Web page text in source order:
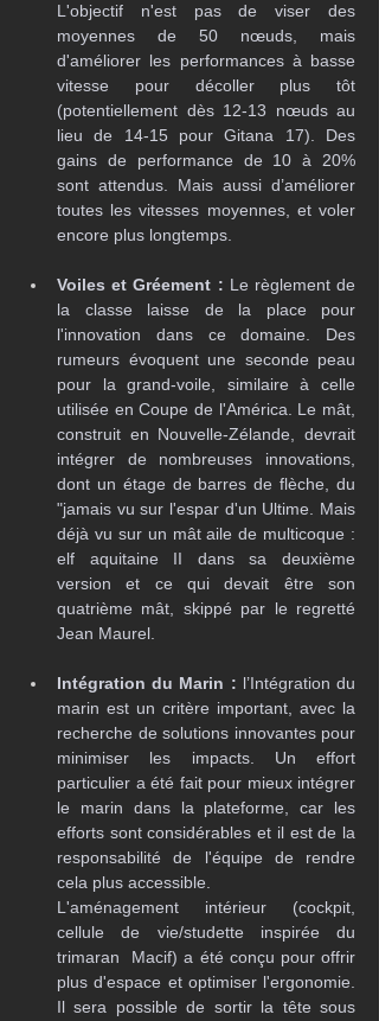
L'objectif n'est pas de viser des
moyennes de 50 nœuds, mais
d'améliorer les performances à basse
vitesse pour décoller plus tôt
(potentiellement dès 12-13 nœuds au
lieu de 14-15 pour Gitana 17). Des
gains de performance de 10 à 20%
sont attendus. Mais aussi d’améliorer
toutes les vitesses moyennes, et voler
encore plus longtemps.
Voiles et Gréement : Le règlement de
la classe laisse de la place pour
l'innovation dans ce domaine. Des
rumeurs évoquent une seconde peau
pour la grand-voile, similaire à celle
utilisée en Coupe de l'América. Le mât,
construit en Nouvelle-Zélande, devrait
intégrer de nombreuses innovations,
dont un étage de barres de flèche, du
"jamais vu sur l'espar d'un Ultime. Mais
déjà vu sur un mât aile de multicoque :
elf aquitaine II dans sa deuxième
version et ce qui devait être son
quatrième mât, skippé par le regretté
Jean Maurel.
Intégration du Marin : l’Intégration du
marin est un critère important, avec la
recherche de solutions innovantes pour
minimiser les impacts. Un effort
particulier a été fait pour mieux intégrer
le marin dans la plateforme, car les
efforts sont considérables et il est de la
responsabilité de l'équipe de rendre
cela plus accessible.
L'aménagement intérieur (cockpit,
cellule de vie/studette inspirée du
trimaran  Macif) a été conçu pour offrir
plus d'espace et optimiser l'ergonomie.
Il sera possible de sortir la tête sous